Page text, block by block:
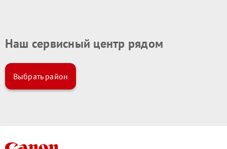
Наш сервисный центр рядом
Выбрать район